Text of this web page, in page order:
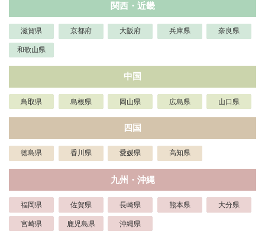
関西・近畿
滋賀県 京都府 大阪府 兵庫県 奈良県
和歌山県
中国
鳥取県 島根県 岡山県 広島県 山口県
四国
徳島県 香川県 愛媛県 高知県
九州・沖縄
福岡県 佐賀県 長崎県 熊本県 大分県
宮崎県 鹿児島県 沖縄県